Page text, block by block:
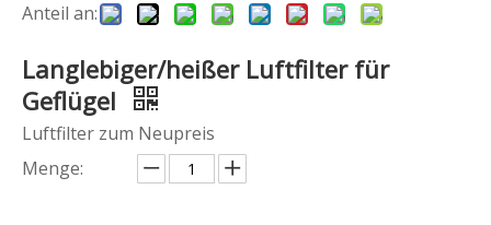
Anteil an:
Langlebiger/heißer Luftfilter für
Geflügel
Luftfilter zum Neupreis
Menge: